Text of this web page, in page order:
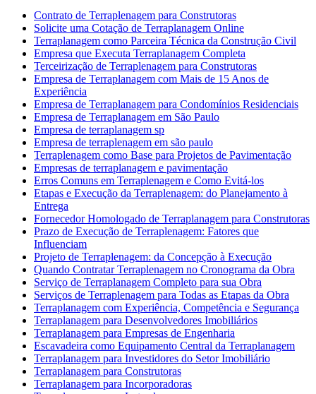
Contrato de Terraplenagem para Construtoras
Solicite uma Cotação de Terraplanagem Online
Terraplanagem como Parceira Técnica da Construção Civil
Empresa que Executa Terraplanagem Completa
Terceirização de Terraplenagem para Construtoras
Empresa de Terraplanagem com Mais de 15 Anos de
Experiência
Empresa de Terraplanagem para Condomínios Residenciais
Empresa de Terraplanagem em São Paulo
Empresa de terraplanagem sp
Empresa de terraplenagem em são paulo
Terraplenagem como Base para Projetos de Pavimentação
Empresas de terraplanagem e pavimentação
Erros Comuns em Terraplenagem e Como Evitá-los
Etapas e Execução da Terraplenagem: do Planejamento à
Entrega
Fornecedor Homologado de Terraplanagem para Construtoras
Prazo de Execução de Terraplenagem: Fatores que
Influenciam
Projeto de Terraplenagem: da Concepção à Execução
Quando Contratar Terraplenagem no Cronograma da Obra
Serviço de Terraplanagem Completo para sua Obra
Serviços de Terraplenagem para Todas as Etapas da Obra
Terraplanagem com Experiência, Competência e Segurança
Terraplanagem para Desenvolvedores Imobiliários
Terraplanagem para Empresas de Engenharia
Escavadeira como Equipamento Central da Terraplanagem
Terraplanagem para Investidores do Setor Imobiliário
Terraplanagem para Construtoras
Terraplanagem para Incorporadoras